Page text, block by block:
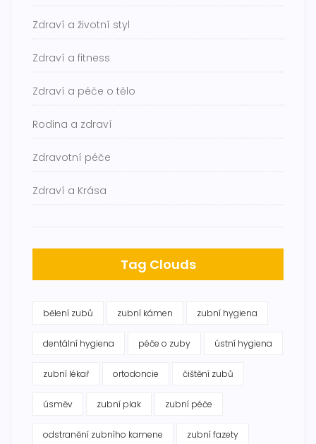
Zdraví a životní styl
Zdraví a fitness
Zdraví a péče o tělo
Rodina a zdraví
Zdravotní péče
Zdraví a Krása
Tag Clouds
bělení zubů zubní kámen zubní hygiena
dentální hygiena péče o zuby ústní hygiena
zubní lékař ortodoncie čištění zubů
úsměv zubní plak zubní péče
odstranění zubního kamene zubní fazety